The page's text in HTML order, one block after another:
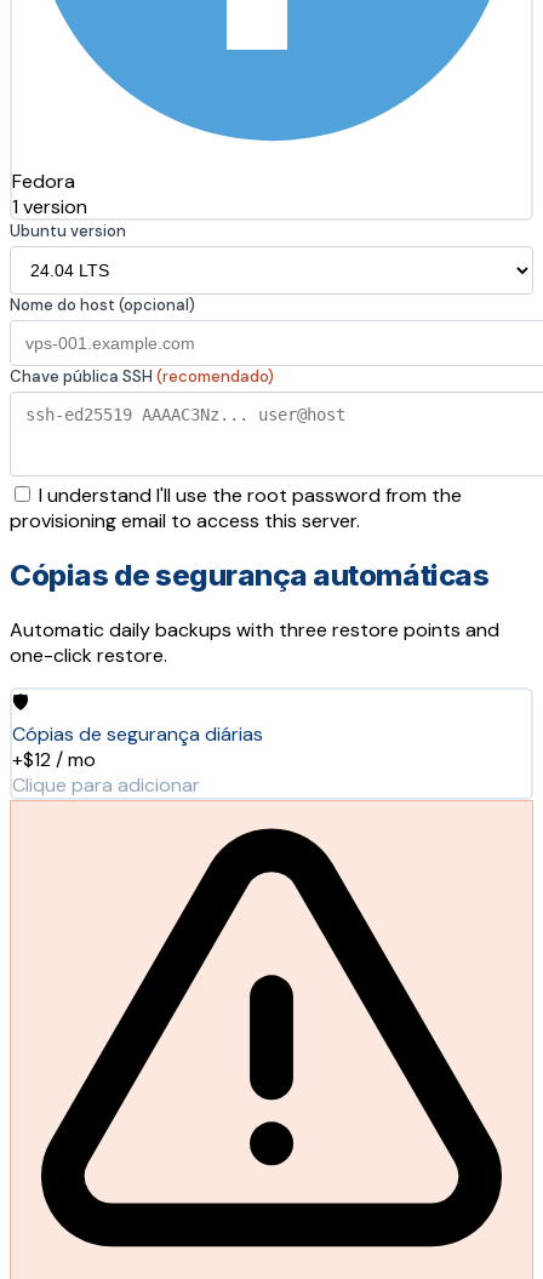
Fedora
1 version
Ubuntu version
Nome do host (opcional)
Chave pública SSH (recomendado)
I understand I'll use the root password from the
provisioning email to access this server.
Cópias de segurança automáticas
Automatic daily backups with three restore points and
one-click restore.
🛡️
Cópias de segurança diárias
+$12 / mo
Clique para adicionar